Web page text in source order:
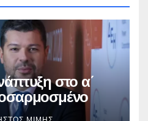
στο α΄
δισ.